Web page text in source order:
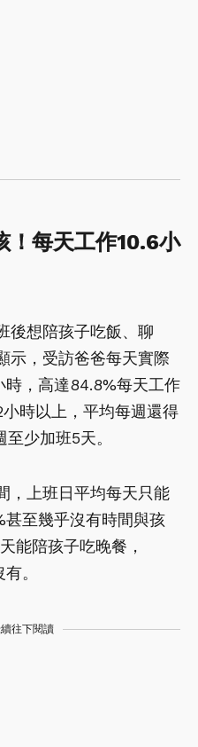
！每天工作10.6小
後想陪孩子吃飯、聊
示，受訪爸爸每天實際
時，高達84.8%每天工作
時以上，平均每週還得
少加班5天。
，上班日平均每天只能
甚至幾乎沒有時間與孩
能陪孩子吃晚餐，
。
往下閱讀